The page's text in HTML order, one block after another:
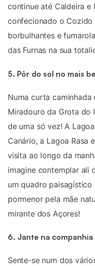
continue até Caldeira e
confecionado o Cozido
borbulhantes e
das Furnas na sua
5. Pôr do sol no mais
Numa curta
Miradouro da Grota do
de uma só vez! A
Canário, a Lagoa Rasa
visita ao longo da
imagine contemplar ali
um quadro
pormenor pela mãe
mirante dos Açores!
6. Jante na
Sente-se num dos